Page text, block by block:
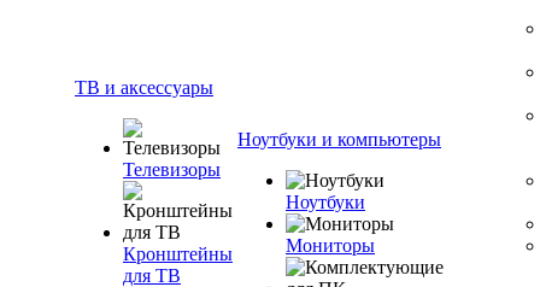
ТВ и аксессуары
Телевизоры
Кронштейны
для ТВ
Ноутбуки и компьютеры
Ноутбуки
Мониторы